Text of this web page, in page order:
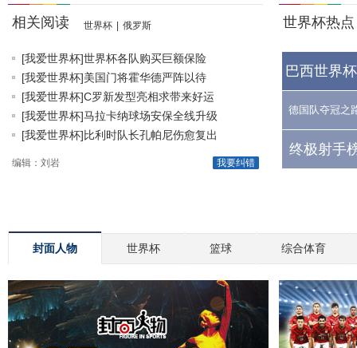
相关阅读 世界杯 俄罗斯
[我爱世界杯]世界杯各队购买巨额保险
[我爱世界杯]美国门将霍华德严阵以待
[我爱世界杯]C罗新发型亮相求带来好运
[我爱世界杯]马拉卡纳球场安保全线升级
[我爱世界杯]比利时队长孔帕尼伤愈复出
我要纠错
编辑：刘岩
世界杯热点
巴西世界
德国队夺冠之
终极射手
封面人物 世界杯 篮球 综合体育